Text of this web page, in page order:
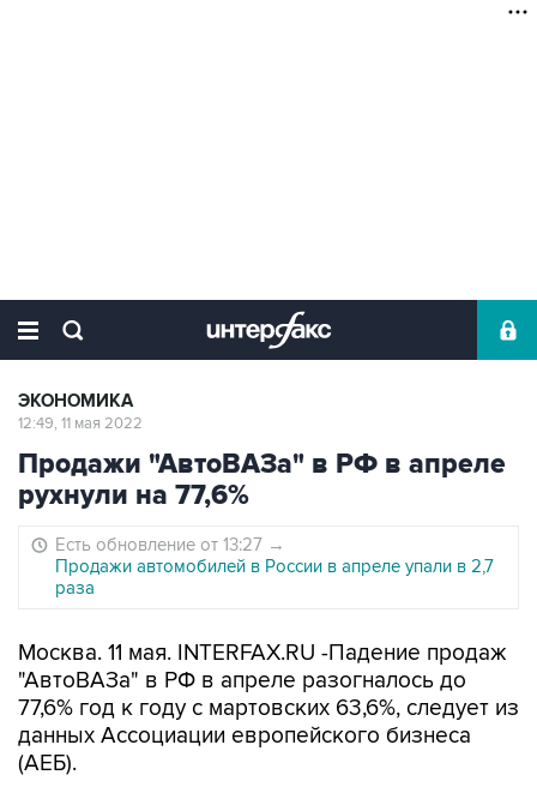
ЭКОНОМИКА
12:49, 11 мая 2022
Продажи "АвтоВАЗа" в РФ в апреле
рухнули на 77,6%
Есть обновление от 13:27 →
Продажи автомобилей в России в апреле упали в 2,7
раза
Москва. 11 мая. INTERFAX.RU -Падение продаж
"АвтоВАЗа" в РФ в апреле разогналось до
77,6% год к году с мартовских 63,6%, следует из
данных Ассоциации европейского бизнеса
(АЕБ).